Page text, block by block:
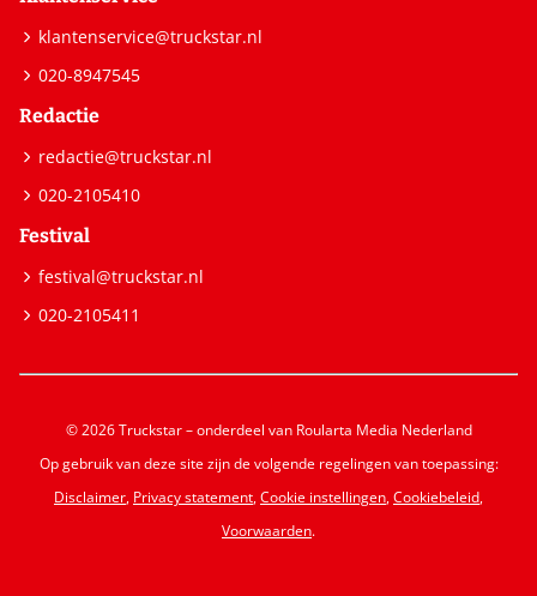
klantenservice@truckstar.nl
020-8947545
Redactie
redactie@truckstar.nl
020-2105410
Festival
festival@truckstar.nl
020-2105411
© 2026 Truckstar – onderdeel van Roularta Media Nederland
Op gebruik van deze site zijn de volgende regelingen van toepassing:
Disclaimer, Privacy statement,Cookie instellingen,Cookiebeleid,
Voorwaarden.